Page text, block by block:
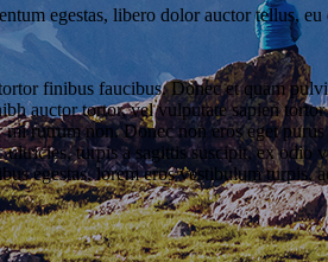
egestas, libero dolor auctor tellus,
finibus faucibus. Donec et quam
auctor tortor, vel vulputate sapien
non. Donec non eros eget
turpis a sagittis suscipit, ex odio
egestas, lorem eros vestibulum